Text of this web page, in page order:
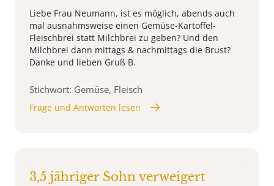
Liebe Frau Neumann, ist es möglich, abends auch
mal ausnahmsweise einen Gemüse-Kartoffel-
Fleischbrei statt Milchbrei zu geben? Und den
Milchbrei dann mittags & nachmittags die Brust?
Danke und lieben Gruß B.
Stichwort: Gemüse, Fleisch
Frage und Antworten lesen
3,5 jähriger Sohn verweigert